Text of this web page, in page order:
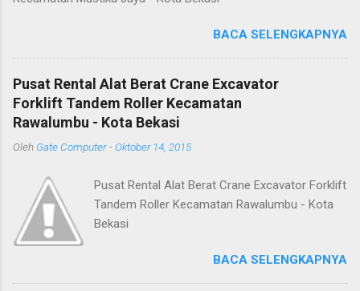
BACA SELENGKAPNYA
Pusat Rental Alat Berat Crane Excavator
Forklift Tandem Roller Kecamatan
Rawalumbu - Kota Bekasi
Oleh Gate Computer -Oktober 14, 2015
Pusat Rental Alat Berat Crane Excavator Forklift
Tandem Roller Kecamatan Rawalumbu - Kota
Bekasi
BACA SELENGKAPNYA